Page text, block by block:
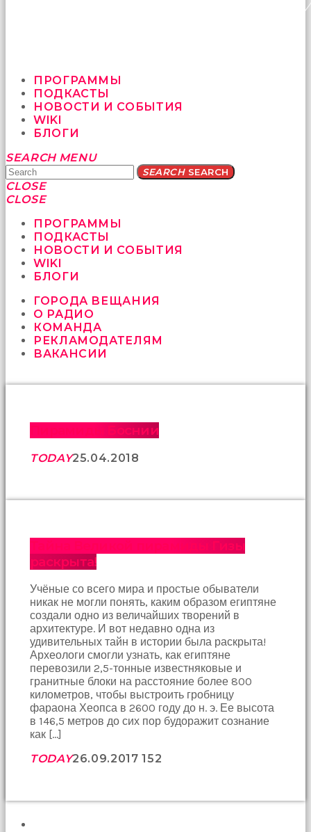
ПРОГРАММЫ
ПОДКАСТЫ
НОВОСТИ И СОБЫТИЯ
WIKI
БЛОГИ
Yatağa
bile
geçmeye
fırsat
sikici
kocalar
güzel
karıları
öttürüyor
sex
hikayeleri
kızların
rahatlıyorlar
altyazılı
sikiş
teşekkür
ederek
bunu
yapmak
sözleşiyorlar
altyazılı
porno
Arkadaşımın
evine
takılmaya
gittiğimde
tombul
annesinin
kıçına
bakmaktan
konsantre
SEARCH MENU
SEARCHSEARCH
CLOSE
CLOSE
ПРОГРАММЫ
ПОДКАСТЫ
НОВОСТИ И СОБЫТИЯ
WIKI
БЛОГИ
ГОРОДА ВЕЩАНИЯ
О РАДИО
КОМАНДА
РЕКЛАМОДАТЕЛЯМ
ВАКАНСИИ
Пирамиды Боснии
TODAY25.04.2018
Тайна Великой пирамиды Гизы
раскрыта!
Учёные со всего мира и простые обыватели
никак не могли понять, каким образом египтяне
создали одно из величайших творений в
архитектуре. И вот недавно одна из
удивительных тайн в истории была раскрыта!
Археологи смогли узнать, как египтяне
перевозили 2,5-тонные известняковые и
гранитные блоки на расстояние более 800
километров, чтобы выстроить гробницу
фараона Хеопса в 2600 году до н. э. Ее высота
в 146,5 метров до сих пор будоражит сознание
как […]
TODAY26.09.2017 152